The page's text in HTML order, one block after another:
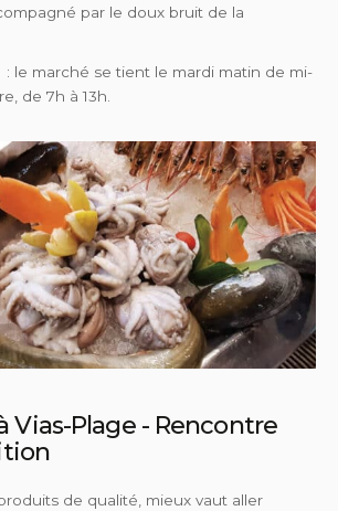
par le doux bruit de la
: le marché se tient le mardi matin de mi-
de 7h à 13h.
Vias-Plage - Rencontre
de qualité, mieux vaut aller